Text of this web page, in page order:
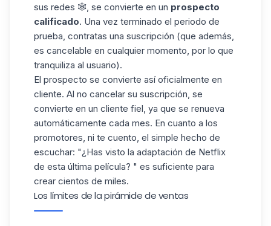
sus redes 🕸️, se convierte en un prospecto
calificado. Una vez terminado el periodo de
prueba, contratas una suscripción (que además,
es cancelable en cualquier momento, por lo que
tranquiliza al usuario).
El prospecto se convierte así oficialmente en
cliente. Al no cancelar su suscripción, se
convierte en un cliente fiel, ya que se renueva
automáticamente cada mes. En cuanto a los
promotores, ni te cuento, el simple hecho de
escuchar: "¿Has visto la adaptación de Netflix
de esta última película? " es suficiente para
crear cientos de miles.
Los límites de la pirámide de ventas